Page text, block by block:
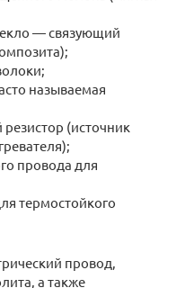
— связующий
называемая
(источник
провода для
термостойкого
провод,
а также